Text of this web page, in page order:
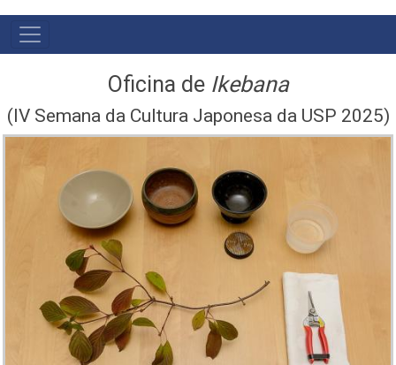
NAVEGAÇÃO
PRINCIPAL
Oficina de Ikebana
(IV Semana da Cultura Japonesa da USP 2025)